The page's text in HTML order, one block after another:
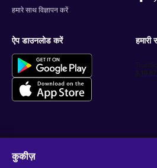
हमारे साथ विज्ञापन करें
ऐप डाउनलोड करें हमारी
कुकीज़